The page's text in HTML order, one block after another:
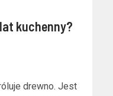
kuchenny?
drewno. Jest